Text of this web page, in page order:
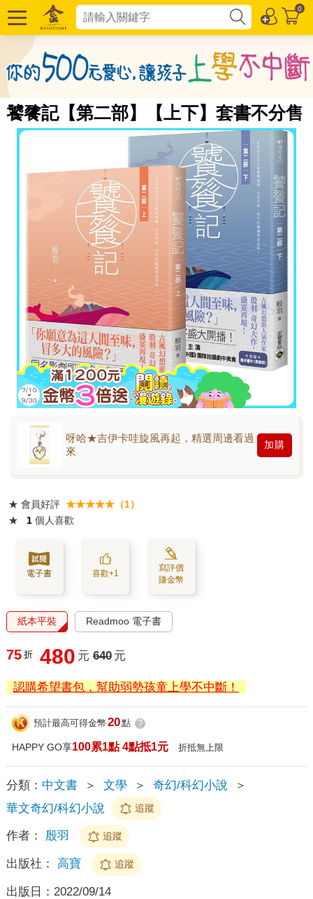
0
饕餮記【第二部】【上下】套書不分售
呀哈★吉伊卡哇旋風再起，精選周邊看過
來
加購
★ 會員好評 ★★★★★（1）
★
1 個人喜歡
電子書 喜歡+1
寫評價
賺金幣
紙本平裝 Readmoo 電子書
75 折 480 元 640 元
認購希望書包，幫助弱勢孩童上學不中斷！
預計最高可得金幣 20點 ?
HAPPY GO享100累1點 4點抵1元 折抵無上限
分類： 中文書 ＞ 文學 ＞ 奇幻/科幻小說
＞
華文奇幻/科幻小說
追蹤
作者： 殷羽 追蹤
出版社： 高寶 追蹤
出版日： 2022/09/14